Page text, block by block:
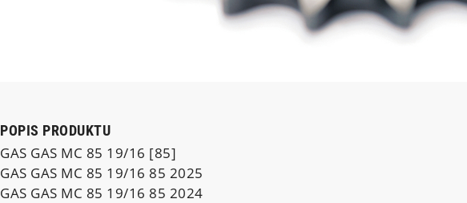
POPIS PRODUKTU
GAS GAS MC 85 19/16 [85]
GAS GAS MC 85 19/16 85 2025
GAS GAS MC 85 19/16 85 2024